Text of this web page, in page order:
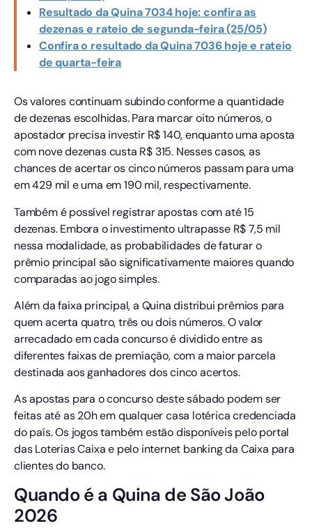
Resultado da Quina 7034 hoje: confira as
dezenas e rateio de segunda-feira (25/05)
Confira o resultado da Quina 7036 hoje e rateio
de quarta-feira
Os valores continuam subindo conforme a quantidade
de dezenas escolhidas. Para marcar oito números, o
apostador precisa investir R$ 140, enquanto uma aposta
com nove dezenas custa R$ 315. Nesses casos, as
chances de acertar os cinco números passam para uma
em 429 mil e uma em 190 mil, respectivamente.
Também é possível registrar apostas com até 15
dezenas. Embora o investimento ultrapasse R$ 7,5 mil
nessa modalidade, as probabilidades de faturar o
prêmio principal são significativamente maiores quando
comparadas ao jogo simples.
Além da faixa principal, a Quina distribui prêmios para
quem acerta quatro, três ou dois números. O valor
arrecadado em cada concurso é dividido entre as
diferentes faixas de premiação, com a maior parcela
destinada aos ganhadores dos cinco acertos.
As apostas para o concurso deste sábado podem ser
feitas até as 20h em qualquer casa lotérica credenciada
do país. Os jogos também estão disponíveis pelo portal
das Loterias Caixa e pelo internet banking da Caixa para
clientes do banco.
Quando é a Quina de São João
2026